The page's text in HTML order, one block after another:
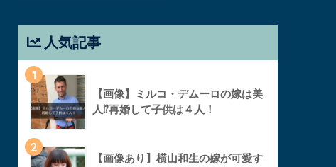
人気記事
1
【画像】ミルコ・デムーロの嫁は美
人⁉︎再婚して子供は４人！
2
【画像あり】横山和生の嫁が可愛す